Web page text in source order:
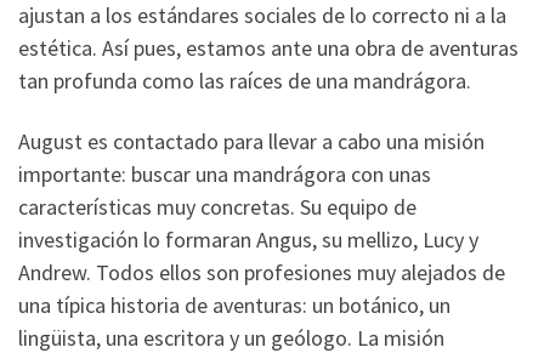
ajustan a los estándares sociales de lo correcto ni a la
estética. Así pues, estamos ante una obra de aventuras
tan profunda como las raíces de una mandrágora.
August es contactado para llevar a cabo una misión
importante: buscar una mandrágora con unas
características muy concretas. Su equipo de
investigación lo formaran Angus, su mellizo, Lucy y
Andrew. Todos ellos son profesiones muy alejados de
una típica historia de aventuras: un botánico, un
lingüista, una escritora y un geólogo. La misión